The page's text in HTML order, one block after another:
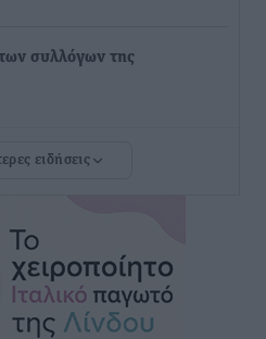
των συλλόγων της
να τις αλλάξουν άμεσα
Βλάχου
ειδήσεις